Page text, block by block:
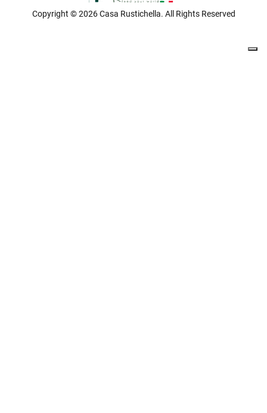
Copyright © 2026 Casa Rustichella. All Rights Reserved